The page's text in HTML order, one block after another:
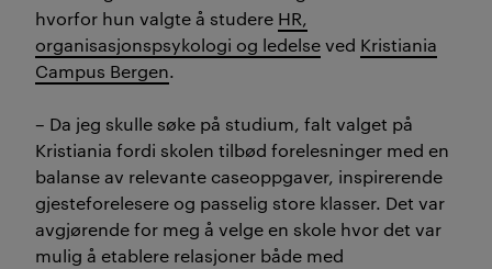
hvorfor hun valgte å studere HR,
organisasjonspsykologi og ledelseved Kristiania
Campus Bergen.
– Da jeg skulle søke på studium, falt valget på
Kristiania fordi skolen tilbød forelesninger med en
balanse av relevante caseoppgaver, inspirerende
gjesteforelesere og passelig store klasser. Det var
avgjørende for meg å velge en skole hvor det var
mulig å etablere relasjoner både med